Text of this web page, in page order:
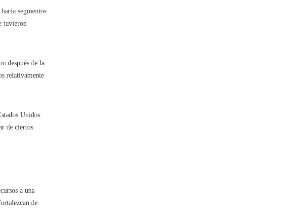
segmentos
tuvieron
después de la
relativamente
Unidos:
de ciertos
a una
de